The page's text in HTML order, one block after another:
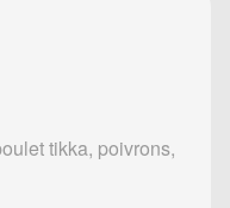
tikka, poivrons,